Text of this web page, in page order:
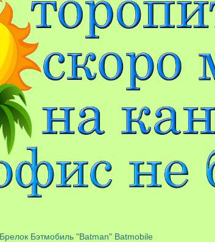
Брелок Бэтмобиль "Batman" Batmobile